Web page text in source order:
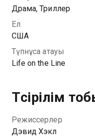
Драма, Триллер
Ел
США
Түпнұсқа атауы
Life on the Line
Түсірілім
Режиссерлер
Дэвид Хэкл